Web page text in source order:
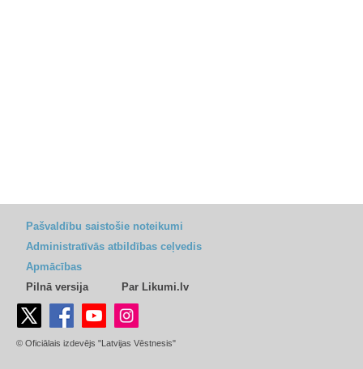
Pašvaldību saistošie noteikumi
Administratīvās atbildības ceļvedis
Apmācības
Pilnā versija
Par Likumi.lv
© Oficiālais izdevējs "Latvijas Vēstnesis"